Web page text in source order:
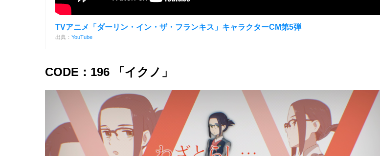
TVアニメ「ダーリン・イン・ザ・フランキス」キャラクターCM第5弾
出典： YouTube
CODE：196 「イクノ」